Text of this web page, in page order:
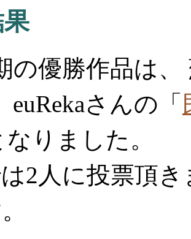
の優勝作品は
euRekaさんの「
なりました。
2人に投票頂